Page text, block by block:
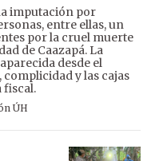
imputación por
entre ellas, un
por la cruel muerte
de Caazapá. La
desde el
y las cajas
fiscal.
ÚH